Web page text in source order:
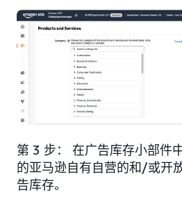
第 3 步： 在广告库存小部件
的亚马逊自有自营的和/或开
告库存。